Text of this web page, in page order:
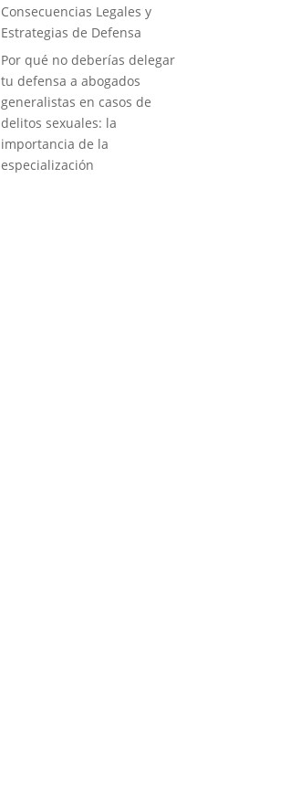
Consecuencias Legales y
Estrategias de Defensa
Por qué no deberías delegar
tu defensa a abogados
generalistas en casos de
delitos sexuales: la
importancia de la
especialización